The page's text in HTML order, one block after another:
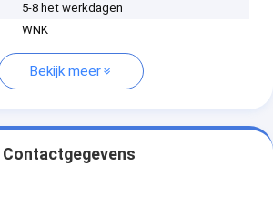
5-8 het werkdagen
WNK
Bekijk meer
Contactgegevens